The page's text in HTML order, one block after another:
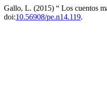
Gallo, L. (2015) “ Los cuentos
doi:10.56908/pe.n14.119.